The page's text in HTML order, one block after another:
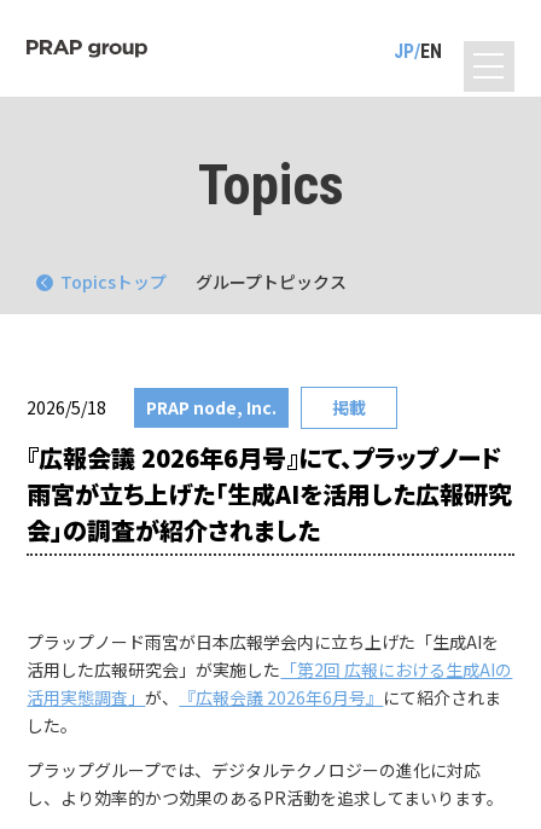
JP EN
Topics
グループトピックス
Topicsトップ
2026/5/18 PRAP node, Inc. 掲載
『広報会議 2026年6月号』にて、プラップノード
雨宮が立ち上げた「生成AIを活用した広報研究
会」の調査が紹介されました
プラップノード雨宮が日本広報学会内に立ち上げた「生成AIを
活用した広報研究会」が実施した 「第2回 広報における生成AIの
活用実態調査」が、 『広報会議 2026年6月号』 にて紹介されま
した。
プラップグループでは、デジタルテクノロジーの進化に対応
し、より効率的かつ効果のあるPR活動を追求してまいります。